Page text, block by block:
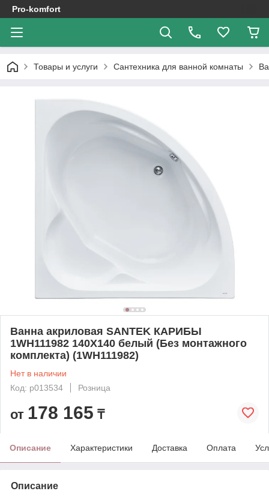
Pro-komfort
Товары и услуги Сантехника для ванной комнаты
Ванна акриловая SANTEK КАРИБЫ
1WH111982 140Х140 белый (Без монтажного
комплекта) (1WH111982)
Нет в наличии
Код: p013534
Розница
от 178 165 ₸
Описание Характеристики Доставка Оплата
Описание